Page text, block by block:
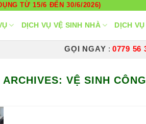
TỪ 15/6 ĐẾN 30/6/2026)
DỊCH VỤ VỆ SINH NHÀ DỊCH
GỌI NGAY :0779 56
ARCHIVES:VỆ SINH